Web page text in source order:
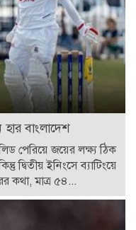
বাংলাদেশ
পেরিয়ে জয়ের লক্ষ্য ঠিক
দ্বিতীয় ইনিংসে ব্যাটিংয়ে
কথা, মাত্র ৫৪...